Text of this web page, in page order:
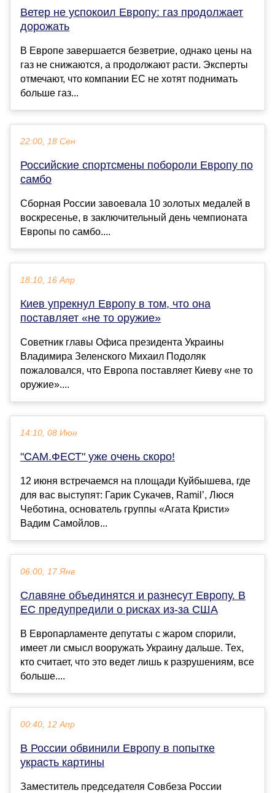
Ветер не успокоил Европу: газ продолжает
дорожать
В Европе завершается безветрие, однако цены на
газ не снижаются, а продолжают расти. Эксперты
отмечают, что компании ЕС не хотят поднимать
больше газ...
22:00, 18 Сен
Российские спортсмены побороли Европу по
самбо
Сборная России завоевала 10 золотых медалей в
воскресенье, в заключительный день чемпионата
Европы по самбо....
18:10, 16 Апр
Киев упрекнул Европу в том, что она
поставляет «не то оружие»
Советник главы Офиса президента Украины
Владимира Зеленского Михаил Подоляк
пожаловался, что Европа поставляет Киеву «не то
оружие»....
14:10, 08 Июн
"САМ.ФЕСТ" уже очень скоро!
12 июня встречаемся на площади Куйбышева, где
для вас выступят: Гарик Сукачев, Ramil’, Люся
Чеботина, основатель группы «Агата Кристи»
Вадим Самойлов...
06:00, 17 Янв
Славяне объединятся и разнесут Европу. В
ЕС предупредили о рисках из-за США
В Европарламенте депутаты с жаром спорили,
имеет ли смысл вооружать Украину дальше. Тех,
кто считает, что это ведет лишь к разрушениям, все
больше....
00:40, 12 Апр
В России обвинили Европу в попытке
украсть картины
Заместитель председателя Совбеза России